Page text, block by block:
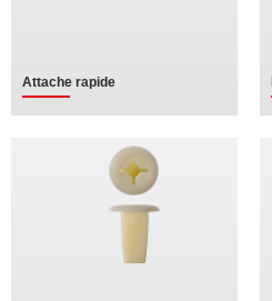
Attache rapide